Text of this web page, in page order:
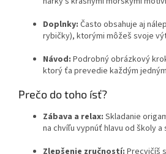
Doplnky: Často obsahuje aj
rybičky), ktorými môžeš svoje
Návod: Podrobný obrázkový
ktorý ťa prevedie každým
Prečo do toho ísť?
Zábava a relax: Skladanie
na chvíľu vypnúť hlavu od školy a